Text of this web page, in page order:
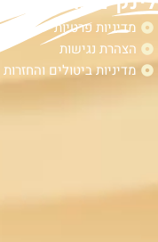
מדיניות פרטיות
הצהרת נגישות
מדיניות ביטולים והחזרות